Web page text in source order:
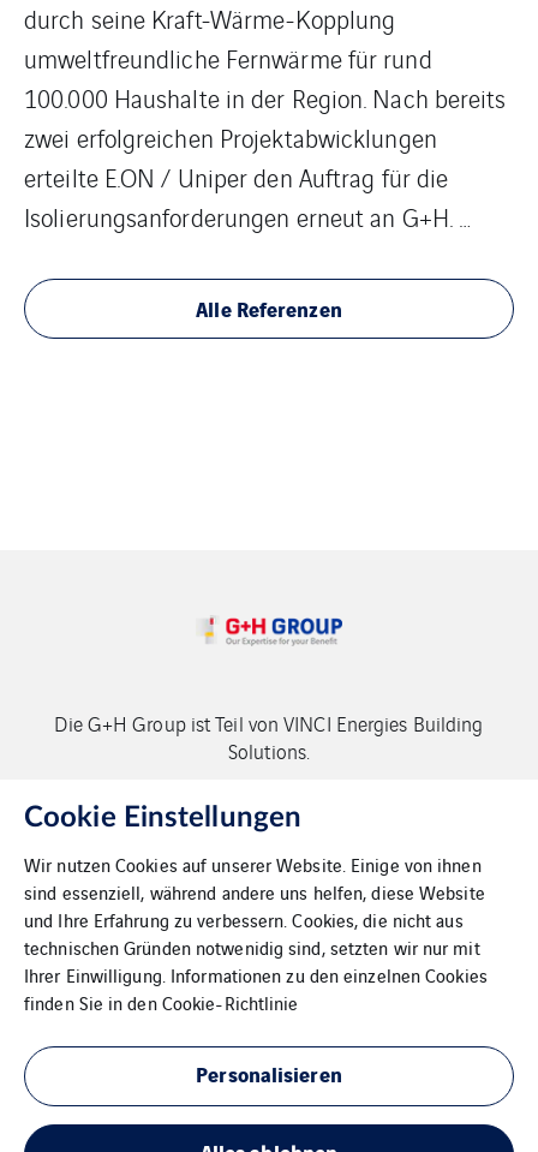
durch seine Kraft-Wärme-Kopplung
umweltfreundliche Fernwärme für rund
100.000 Haushalte in der Region. Nach bereits
zwei erfolgreichen Projektabwicklungen
erteilte E.ON / Uniper den Auftrag für die
Isolierungsanforderungen erneut an G+H. …
Alle Referenzen
Die G+H Group ist Teil von VINCI Energies Building
Solutions.
Copyright G+H Group
Kontakt
Datenschutz
Impressum
Cookie Einstellungen
Wir nutzen Cookies auf unserer Website. Einige von ihnen
sind essenziell, während andere uns helfen, diese Website
und Ihre Erfahrung zu verbessern. Cookies, die nicht aus
technischen Gründen notwenidig sind, setzten wir nur mit
Ihrer Einwilligung. Informationen zu den einzelnen Cookies
finden Sie in denCookie-Richtlinie
Personalisieren